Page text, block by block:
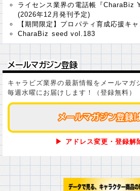
ライセンス業界の電話帳『CharaBiz
(2026年12月発刊予定)
【期間限定】プロパティ育成応援キ
CharaBiz seed vol.183
メールマガジン登録
メールマガジン登録
キャラビズ業界の最新情報をメールマ
毎週水曜にお届けします！（登録無料）
メールマガジン登録
メールマガジン登録
▶ アドレス変更・登録解